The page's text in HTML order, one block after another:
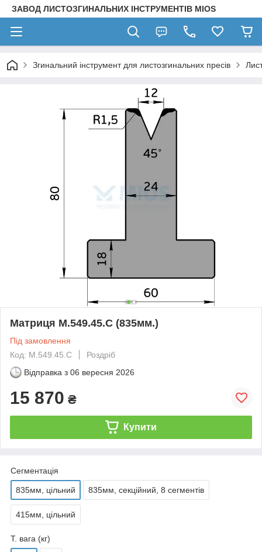
ЗАВОД ЛИСТОЗГИНАЛЬНИХ ІНСТРУМЕНТІВ MIOS
Згинальний інструмент для листозгинальних пресів
Матриця M.549.45.C (835мм.)
Під замовлення
Код: M.549.45.C
Роздріб
Відправка з 06 вересня 2026
15 870 ₴
Купити
Сегментація
835мм, цільний 835мм, секційний, 8 сегментів
415мм, цільний
Т. вага (кг)